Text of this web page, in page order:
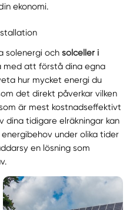
ekonomi.
solenergi och solceller i
att förstå dina egna
hur mycket energi du
det direkt påverkar vilken
är mest kostnadseffektivt
dina tidigare elräkningar kan
under olika tider
en lösning som